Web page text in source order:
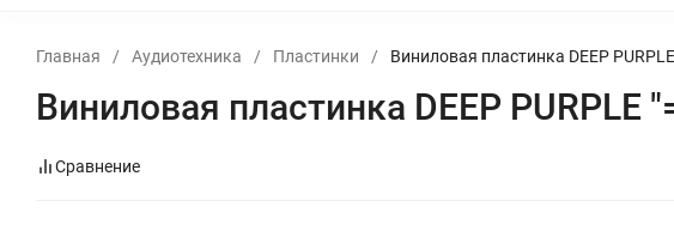
Главная / Аудиотехника / Пластинки / Виниловая пластинка DEEP
Виниловая пластинка DEEP PURPLE
Сравнение